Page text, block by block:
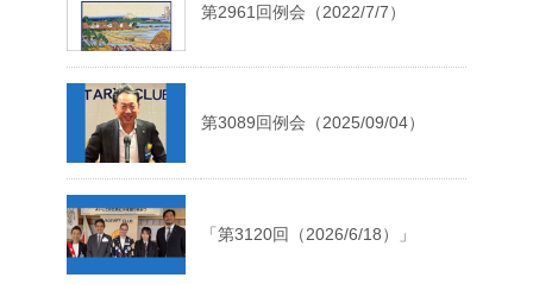
第2961回例会（2022/7/7）
第3089回例会（2025/09/04）
「第3120回（2026/6/18）」